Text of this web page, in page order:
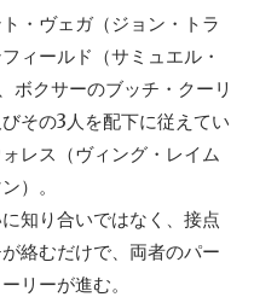
・ヴェガ（ジョン・トラ
ィールド（サミュエル・
ボクサーのブッチ・クーリ
その3人を配下に従えてい
レス（ヴィング・レイム
）。
知り合いではなく、接点
絡むだけで、両者のパー
リーが進む。